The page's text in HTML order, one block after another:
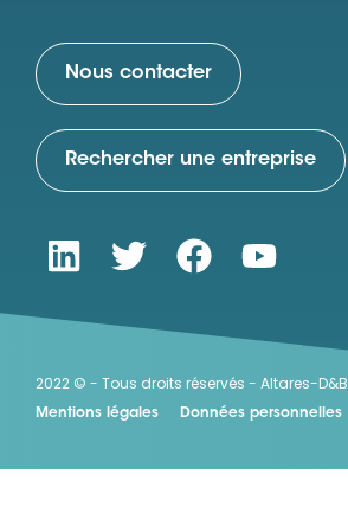
Nous contacter
Rechercher une entreprise
2022 © - Tous droits réservés - Altares-D&B
Mentions légales Données personnelles